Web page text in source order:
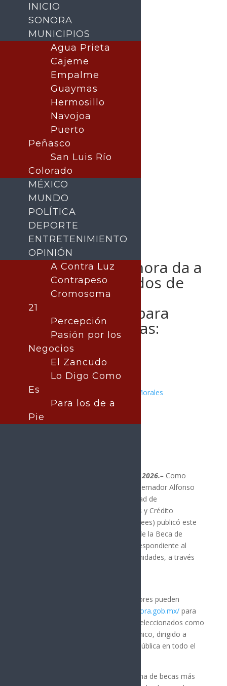
Gobierno de Sonora da a
conocer resultados de
Becas Sonora de
Oportunidades para
primarias públicas:
Ibcees
Publicado por:
Juan Antonio Pérez Morales
SONORA
15 enero, 2026
Hermosillo, Sonora; 15 de enero de 2026.– Como
parte del compromiso firme del gobernador Alfonso
Durazo con la educación y la igualdad de
oportunidades, el Instituto de Becas y Crédito
Educativo del Estado de Sonora (Ibcees) publicó este
martes 14 de enero los resultados de la Beca de
Primarias Públicas 2025–2026, correspondiente al
programa Becas Sonora de Oportunidades, a través
Las madres, padres de familia y tutores pueden
https://becasycredito.sonora.gob.mx/para
verificar si sus hijas o hijos fueron seleccionados como
beneficiarios de este apoyo económico, dirigido a
estudiantes de educación primaria pública en todo el
Este apoyo forma parte del programa de becas más
INICIO
SONORA
MUNICIPIOS
Agua Prieta
Cajeme
Empalme
Guaymas
Hermosillo
Navojoa
Puerto
Peñasco
San Luis Río
Colorado
MÉXICO
MUNDO
POLÍTICA
DEPORTE
ENTRETENIMIENTO
OPINIÓN
A Contra Luz
Contrapeso
Cromosoma
21
Percepción
Pasión por los
Negocios
El Zancudo
Lo Digo Como
Es
Para los de a
Pie